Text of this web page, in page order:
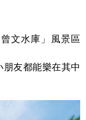
文水庫」風景區
友都能樂在其中